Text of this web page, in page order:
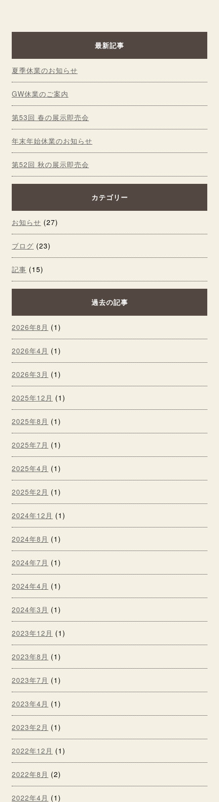
最新記事
夏季休業のお知らせ
GW休業のご案内
第53回 春の展示即売会
年末年始休業のお知らせ
第52回 秋の展示即売会
カテゴリー
お知らせ (27)
ブログ (23)
記事 (15)
過去の記事
2026年8月 (1)
2026年4月 (1)
2026年3月 (1)
2025年12月 (1)
2025年8月 (1)
2025年7月 (1)
2025年4月 (1)
2025年2月 (1)
2024年12月 (1)
2024年8月 (1)
2024年7月 (1)
2024年4月 (1)
2024年3月 (1)
2023年12月 (1)
2023年8月 (1)
2023年7月 (1)
2023年4月 (1)
2023年2月 (1)
2022年12月 (1)
2022年8月 (2)
2022年4月 (1)